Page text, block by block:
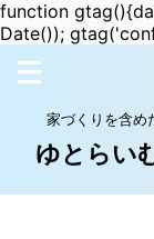
function
Date());
家づくりを含め
ゆとらい